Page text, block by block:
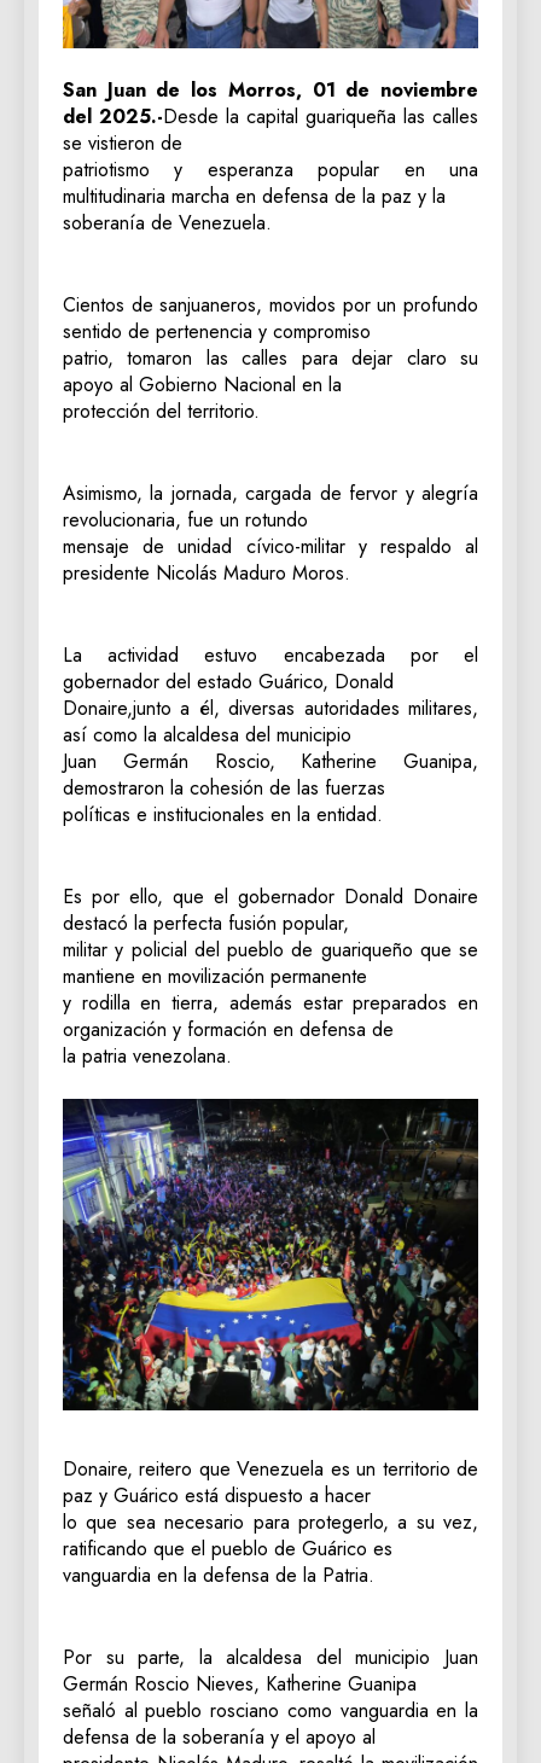
San Juan de los Morros, 01 de noviembre
del 2025.-Desde la capital guariqueña las calles
se vistieron de
patriotismo y esperanza popular en una
multitudinaria marcha en defensa de la paz y la
soberanía de Venezuela.
Cientos de sanjuaneros, movidos por un profundo
sentido de pertenencia y compromiso
patrio, tomaron las calles para dejar claro su
apoyo al Gobierno Nacional en la
protección del territorio.
Asimismo, la jornada, cargada de fervor y alegría
revolucionaria, fue un rotundo
mensaje de unidad cívico-militar y respaldo al
presidente Nicolás Maduro Moros.
La actividad estuvo encabezada por el
gobernador del estado Guárico, Donald
Donaire,junto a él, diversas autoridades militares,
así como la alcaldesa del municipio
Juan Germán Roscio, Katherine Guanipa,
demostraron la cohesión de las fuerzas
políticas e institucionales en la entidad.
Es por ello, que el gobernador Donald Donaire
destacó la perfecta fusión popular,
militar y policial del pueblo de guariqueño que se
mantiene en movilización permanente
y rodilla en tierra, además estar preparados en
organización y formación en defensa de
la patria venezolana.
Donaire, reitero que Venezuela es un territorio de
paz y Guárico está dispuesto a hacer
lo que sea necesario para protegerlo, a su vez,
ratificando que el pueblo de Guárico es
vanguardia en la defensa de la Patria.
Por su parte, la alcaldesa del municipio Juan
Germán Roscio Nieves, Katherine Guanipa
señaló al pueblo rosciano como vanguardia en la
defensa de la soberanía y el apoyo al